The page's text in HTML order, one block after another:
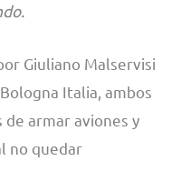
Giuliano Malservisi
Italia, ambos
de armar aviones y
no quedar